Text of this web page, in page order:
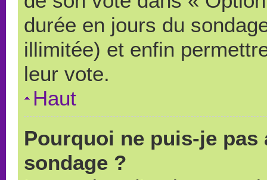
durée en jours du
illimitée) et enfin
leur vote.
Haut
Pourquoi ne puis-je
sondage ?